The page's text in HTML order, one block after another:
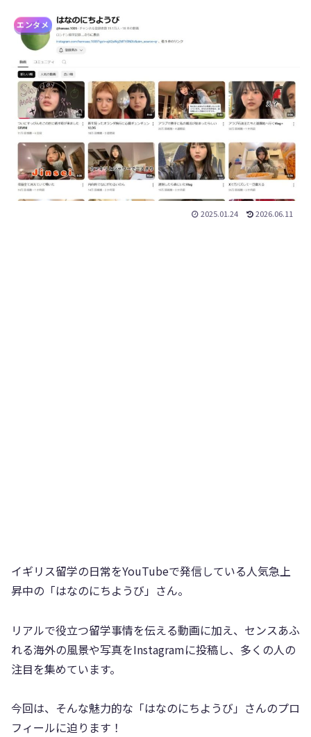
エンタメ
2025.01.24 2026.06.11
イギリス留学の日常をYouTubeで発信している人気急上
昇中の「はなのにちようび」さん。
リアルで役立つ留学事情を伝える動画に加え、センスあふ
れる海外の風景や写真をInstagramに投稿し、多くの人の
注目を集めています。
今回は、そんな魅力的な「はなのにちようび」さんのプロ
フィールに迫ります！